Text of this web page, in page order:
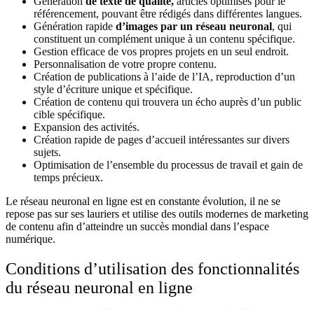
référencement, pouvant être rédigés dans différentes langues.
Génération rapide d’images par un réseau neuronal, qui
constituent un complément unique à un contenu spécifique.
Gestion efficace de vos propres projets en un seul endroit.
Personnalisation de votre propre contenu.
Création de publications à l’aide de l’IA, reproduction d’un
style d’écriture unique et spécifique.
Création de contenu qui trouvera un écho auprès d’un public
cible spécifique.
Expansion des activités.
Création rapide de pages d’accueil intéressantes sur divers
sujets.
Optimisation de l’ensemble du processus de travail et gain de
temps précieux.
Le réseau neuronal en ligne est en constante évolution, il ne se
repose pas sur ses lauriers et utilise des outils modernes de marketing
de contenu afin d’atteindre un succès mondial dans l’espace
numérique.
Conditions d’utilisation des fonctionnalités
du réseau neuronal en ligne